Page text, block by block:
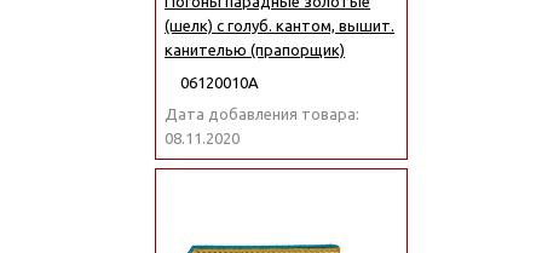
(шелк) с голуб. кантом, вышит.
канителью (прапорщик)
06120010А
Дата добавления товара:
08.11.2020